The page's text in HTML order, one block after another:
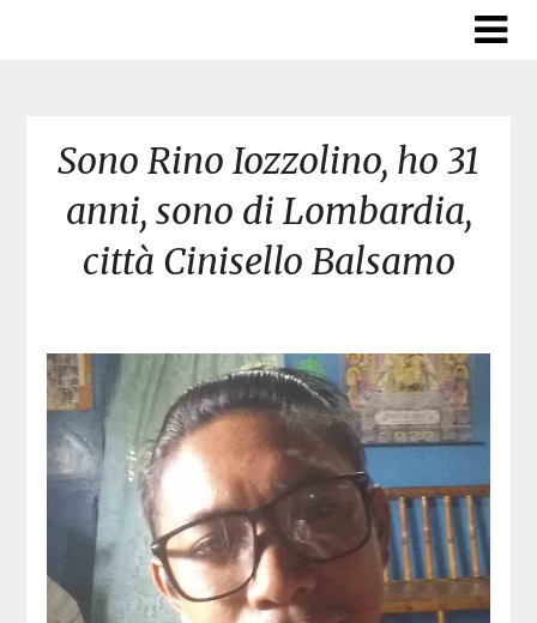
Sono Rino Iozzolino, ho 31
anni, sono di Lombardia,
città Cinisello Balsamo